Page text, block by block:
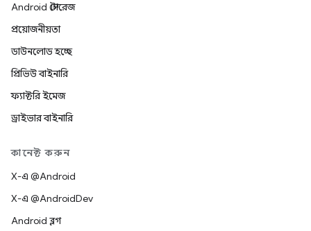
Android স্টোরেজ
প্রয়োজনীয়তা
ডাউনলোড হচ্ছে
প্রিভিউ বাইনারি
ফ্যাক্টরি ইমেজ
ড্রাইভার বাইনারি
কানেক্ট করুন
X-এ @Android
X-এ @AndroidDev
Android ব্লগ